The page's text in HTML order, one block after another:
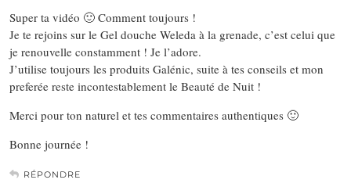
Super ta vidéo 🙂 Comment toujours !
Je te rejoins sur le Gel douche Weleda à la grenade, c’est celui que
je renouvelle constamment ! Je l’adore.
J’utilise toujours les produits Galénic, suite à tes conseils et mon
preferée reste incontestablement le Beauté de Nuit !
Merci pour ton naturel et tes commentaires authentiques 🙂
Bonne journée !
RÉPONDRE